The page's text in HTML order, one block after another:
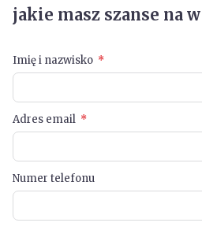
jakie masz szanse na
Imię i nazwisko
Adres email
Numer telefonu